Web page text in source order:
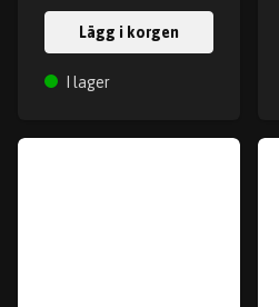
Lägg i korgen
I lager